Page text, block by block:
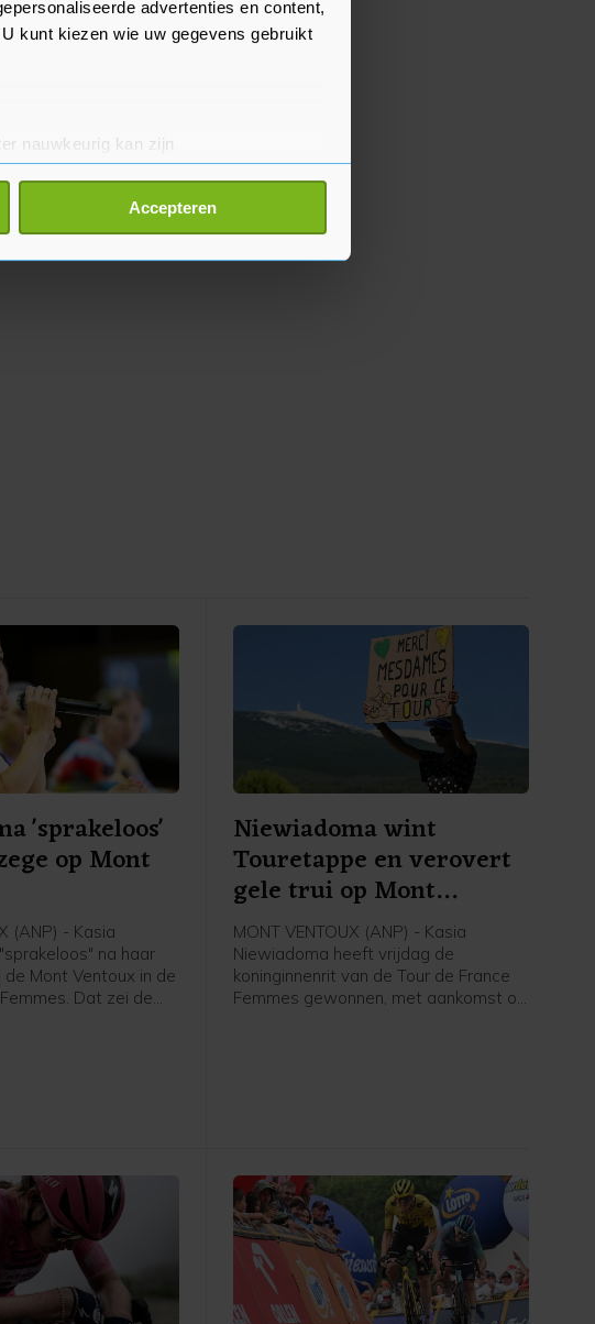
advertenties en content,
kunt kiezen wie uw gegevens gebruikt
nauwkeurig kan zijn
(fingerprinting)
in het
detailgedeelte
Accepteren
'sprakeloos'
op Mont
(ANP) - Kasia
na haar
Mont Ventoux in de
Dat zei de
Niewiadoma wint
Touretappe en verovert
gele trui op Mont
Ventoux
MONT VENTOUX (ANP) - Kasia
Niewiadoma heeft vrijdag de
koninginnenrit van de Tour de France
Femmes gewonnen, met aankomst op